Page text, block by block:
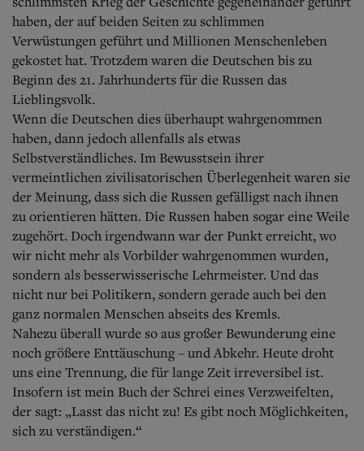
haben, der auf beiden Seiten zu schlimmen
Verwüstungen geführt und Millionen Menschenleben
gekostet hat. Trotzdem waren die Deutschen bis zu
Beginn des 21. Jahrhunderts für die Russen das
Lieblingsvolk.
Wenn die Deutschen dies überhaupt wahrgenommen
haben, dann jedoch allenfalls als etwas
Selbstverständliches. Im Bewusstsein ihrer
vermeintlichen zivilisatorischen Überlegenheit waren sie
der Meinung, dass sich die Russen gefälligst nach ihnen
zu orientieren hätten. Die Russen haben sogar eine Weile
zugehört. Doch irgendwann war der Punkt erreicht, wo
wir nicht mehr als Vorbilder wahrgenommen wurden,
sondern als besserwisserische Lehrmeister. Und das
nicht nur bei Politikern, sondern gerade auch bei den
ganz normalen Menschen abseits des Kremls.
Nahezu überall wurde so aus großer Bewunderung eine
noch größere Enttäuschung – und Abkehr. Heute droht
uns eine Trennung, die für lange Zeit irreversibel ist.
Insofern ist mein Buch der Schrei eines Verzweifelten,
der sagt: „Lasst das nicht zu! Es gibt noch Möglichkeiten,
sich zu verständigen.“